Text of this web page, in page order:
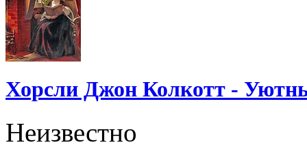
Хорсли Джон Колкотт -
Неизвестно